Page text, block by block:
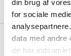
din brug af
for sociale
data med andre
de har
MFXMF -
11023545
110 X 90